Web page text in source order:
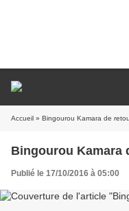
Accueil » Bingourou Kamara de
Bingourou Kamara
Publié le 17/10/2016 à 05:00